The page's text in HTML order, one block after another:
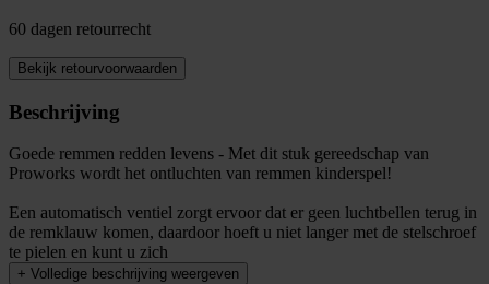
60 dagen retourrecht
Bekijk retourvoorwaarden
Beschrijving
Goede remmen redden levens - Met dit stuk gereedschap van
Proworks wordt het ontluchten van remmen kinderspel!
Een automatisch ventiel zorgt ervoor dat er geen luchtbellen terug in
de remklauw komen, daardoor hoeft u niet langer met de stelschroef
te pielen en kunt u zich
+ Volledige beschrijving weergeven